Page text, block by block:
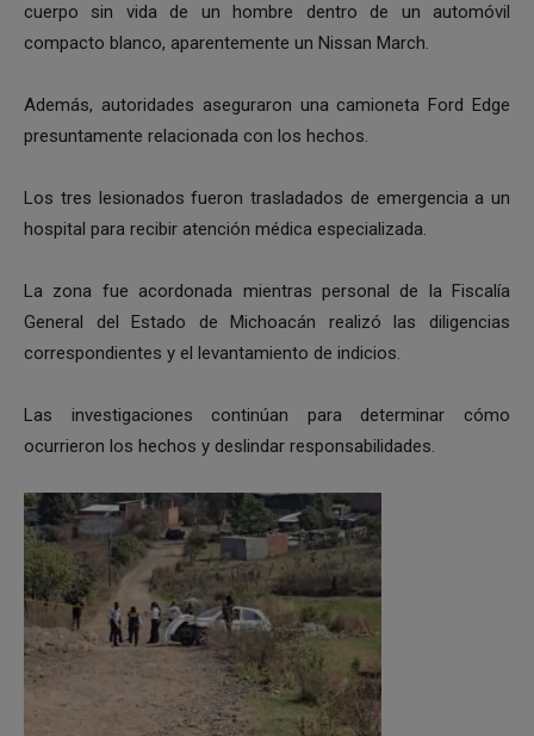
cuerpo sin vida de un hombre dentro de un automóvil
compacto blanco, aparentemente un Nissan March.
Además, autoridades aseguraron una camioneta Ford Edge
presuntamente relacionada con los hechos.
Los tres lesionados fueron trasladados de emergencia a un
hospital para recibir atención médica especializada.
La zona fue acordonada mientras personal de la Fiscalía
General del Estado de Michoacán realizó las diligencias
correspondientes y el levantamiento de indicios.
Las investigaciones continúan para determinar cómo
ocurrieron los hechos y deslindar responsabilidades.